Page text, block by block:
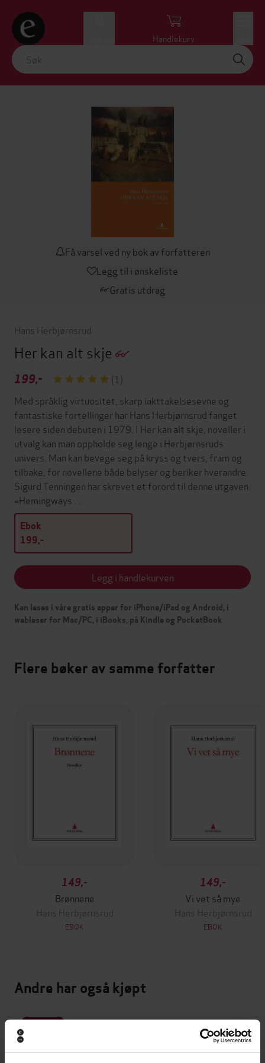
Handlekurv
Få varsel ved ny bok av forfatteren
Legg til i ønskeliste
Gratis utdrag
Hans Herbjørnsrud
Her kan alt skje
199,-
(1)
Med språklig virtuositet, skarp iakttakelsesevne og
fantastiske fortellinger har Hans Herbjørnsrud fanget
lesere siden debuten i 1979. I Her kan alt skje, noveller i
utvalg kan man oppholde seg lenge i Herbjørnsruds
univers. Man kan bevege seg på kryss og tvers, fram og
tilbake, for novellene både belyser og beriker hverandre.
Sigurd Tenningen har skrevet et forord til denne utgaven.
«Hemingways …
Ebok
199,-
Legg i handlekurven
Kan leses i våre gratis apper for iPhone/iPad og Android, i
webleser for Mac/PC, i iBooks, på Kindle og PocketBook
Flere bøker av samme forfatter
149,-
Brønnene
Hans Herbjørnsrud
EBOK
149,-
Vi vet så mye
Hans Herbjørnsrud
EBOK
Andre har også kjøpt
Premium